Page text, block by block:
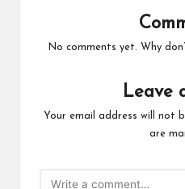
No comments yet. Why
Leave
Your email address will not
are